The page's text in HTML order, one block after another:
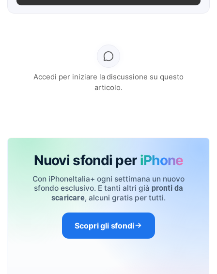
Accedi per iniziare la discussione su questo
articolo.
Nuovi sfondi per iPhone
Con iPhoneItalia+ ogni settimana un nuovo
sfondo esclusivo. E tanti altri già pronti da
scaricare, alcuni gratis per tutti.
Scopri gli sfondi